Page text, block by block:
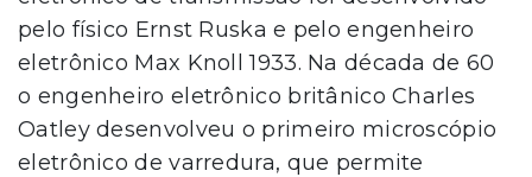
pelo físico Ernst Ruska e pelo engenheiro
eletrônico Max Knoll 1933. Na década de 60
o engenheiro eletrônico britânico Charles
Oatley desenvolveu o primeiro microscópio
eletrônico de varredura, que permite